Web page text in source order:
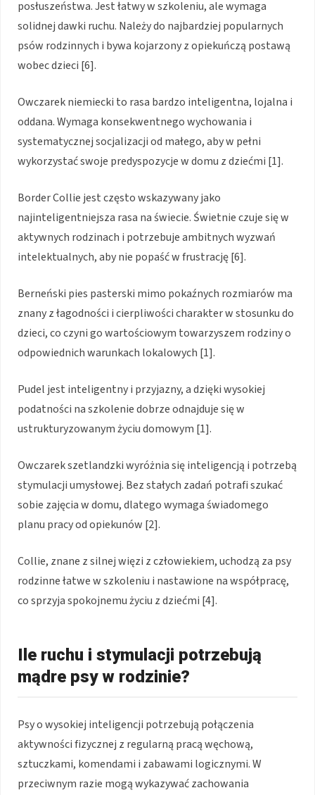
posłuszeństwa. Jest łatwy w szkoleniu, ale wymaga
solidnej dawki ruchu. Należy do najbardziej popularnych
psów rodzinnych i bywa kojarzony z opiekuńczą postawą
wobec dzieci [6].
Owczarek niemiecki to rasa bardzo inteligentna, lojalna i
oddana. Wymaga konsekwentnego wychowania i
systematycznej socjalizacji od małego, aby w pełni
wykorzystać swoje predyspozycje w domu z dziećmi [1].
Border Collie jest często wskazywany jako
najinteligentniejsza rasa na świecie. Świetnie czuje się w
aktywnych rodzinach i potrzebuje ambitnych wyzwań
intelektualnych, aby nie popaść w frustrację [6].
Berneński pies pasterski mimo pokaźnych rozmiarów ma
znany z łagodności i cierpliwości charakter w stosunku do
dzieci, co czyni go wartościowym towarzyszem rodziny o
odpowiednich warunkach lokalowych [1].
Pudel jest inteligentny i przyjazny, a dzięki wysokiej
podatności na szkolenie dobrze odnajduje się w
ustrukturyzowanym życiu domowym [1].
Owczarek szetlandzki wyróżnia się inteligencją i potrzebą
stymulacji umysłowej. Bez stałych zadań potrafi szukać
sobie zajęcia w domu, dlatego wymaga świadomego
planu pracy od opiekunów [2].
Collie, znane z silnej więzi z człowiekiem, uchodzą za psy
rodzinne łatwe w szkoleniu i nastawione na współpracę,
co sprzyja spokojnemu życiu z dziećmi [4].
Ile ruchu i stymulacji potrzebują
mądre psy w rodzinie?
Psy o wysokiej inteligencji potrzebują połączenia
aktywności fizycznej z regularną pracą węchową,
sztuczkami, komendami i zabawami logicznymi. W
przeciwnym razie mogą wykazywać zachowania